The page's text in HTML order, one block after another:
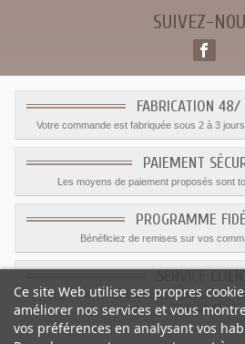
SUIVEZ-
FABRICATION
Votre commande est fabriquée sous 2 à 3
PAIEMENT
Les moyens de paiement proposés sont
PROGRAMME
Bénéficiez de remises sur vos
Le service client est a votre disposition du
09.82.28.47.69.
Ce site Web utilise ses propres
améliorer nos services et vous
vos préférences en analysant vos